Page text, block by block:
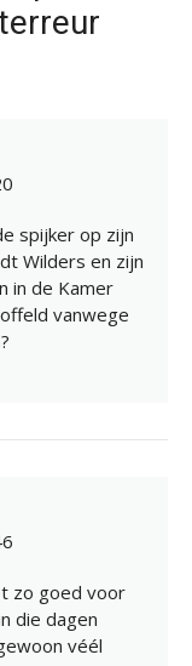
spijker op zijn
Wilders en zijn
in de Kamer
vanwege
zo goed voor
die dagen
véél